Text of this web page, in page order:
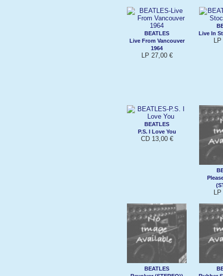
BEATLES
Live From Vancouver
1964
LP 27,00 €
Live In
LP
BEATLES
P.S. I Love You
CD 13,00 €
LP
BEATLES